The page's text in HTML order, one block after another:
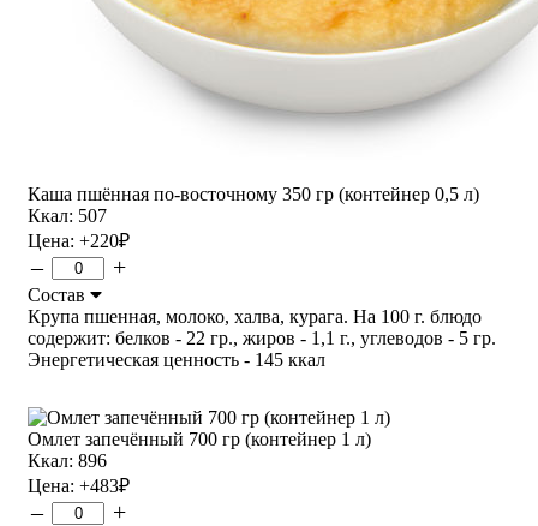
Каша пшённая по-восточному 350 гр (контейнер 0,5 л)
Ккал: 507
Цена: +220₽
– +
Состав
Крупа пшенная, молоко, халва, курага. На 100 г. блюдо
содержит: белков - 22 гр., жиров - 1,1 г., углеводов - 5 гр.
Энергетическая ценность - 145 ккал
Омлет запечённый 700 гр (контейнер 1 л)
Ккал: 896
Цена: +483₽
– +